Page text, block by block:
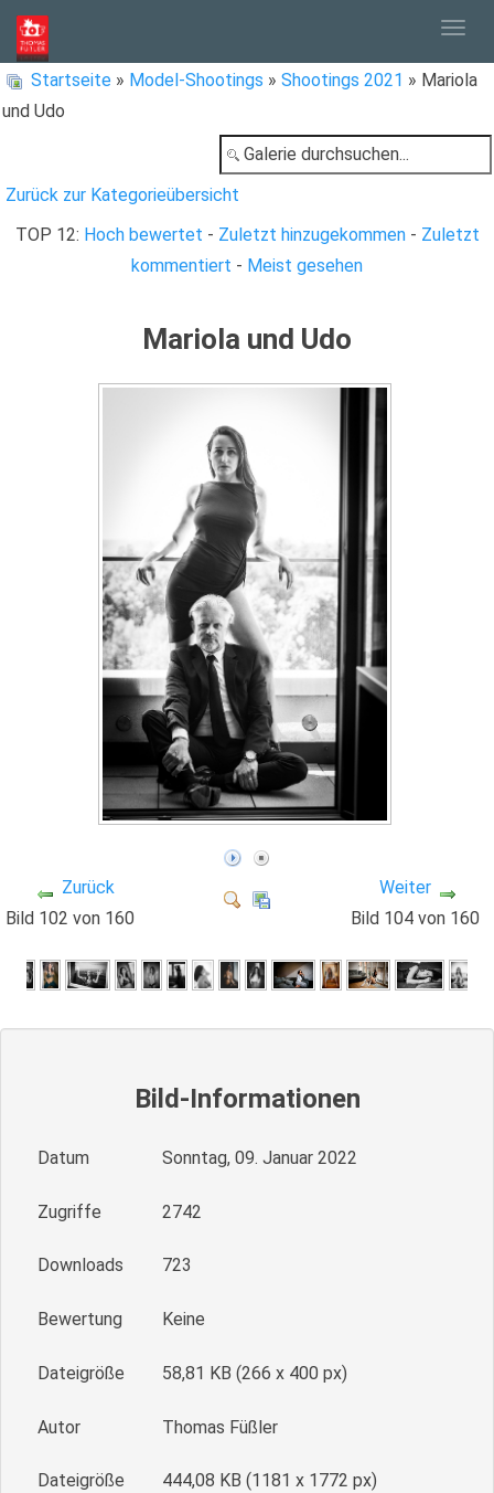
Startseite » Model-Shootings » Shootings 2021 » Mariola
und Udo
Zurück zur Kategorieübersicht
TOP 12: Hoch bewertet - Zuletzt hinzugekommen- Zuletzt
kommentiert - Meist gesehen
Mariola und Udo
Zurück
Bild 102 von 160
Weiter
Bild 104 von 160
Bild-Informationen
Datum Sonntag, 09. Januar 2022
Zugriffe 2742
Downloads 723
Bewertung Keine
Dateigröße 58,81 KB (266 x 400 px)
Autor Thomas Füßler
Dateigröße
444,08 KB (1181 x 1772 px)